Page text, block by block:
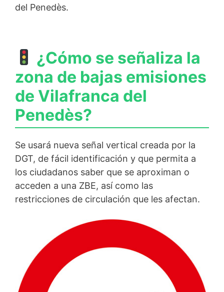
del Penedès.
¿Cómo se señaliza la
zona de bajas emisiones
de Vilafranca del
Penedès?
Se usará nueva señal vertical creada por la
DGT, de fácil identificación y que permita a
los ciudadanos saber que se aproximan o
acceden a una ZBE, así como las
restricciones de circulación que les afectan.